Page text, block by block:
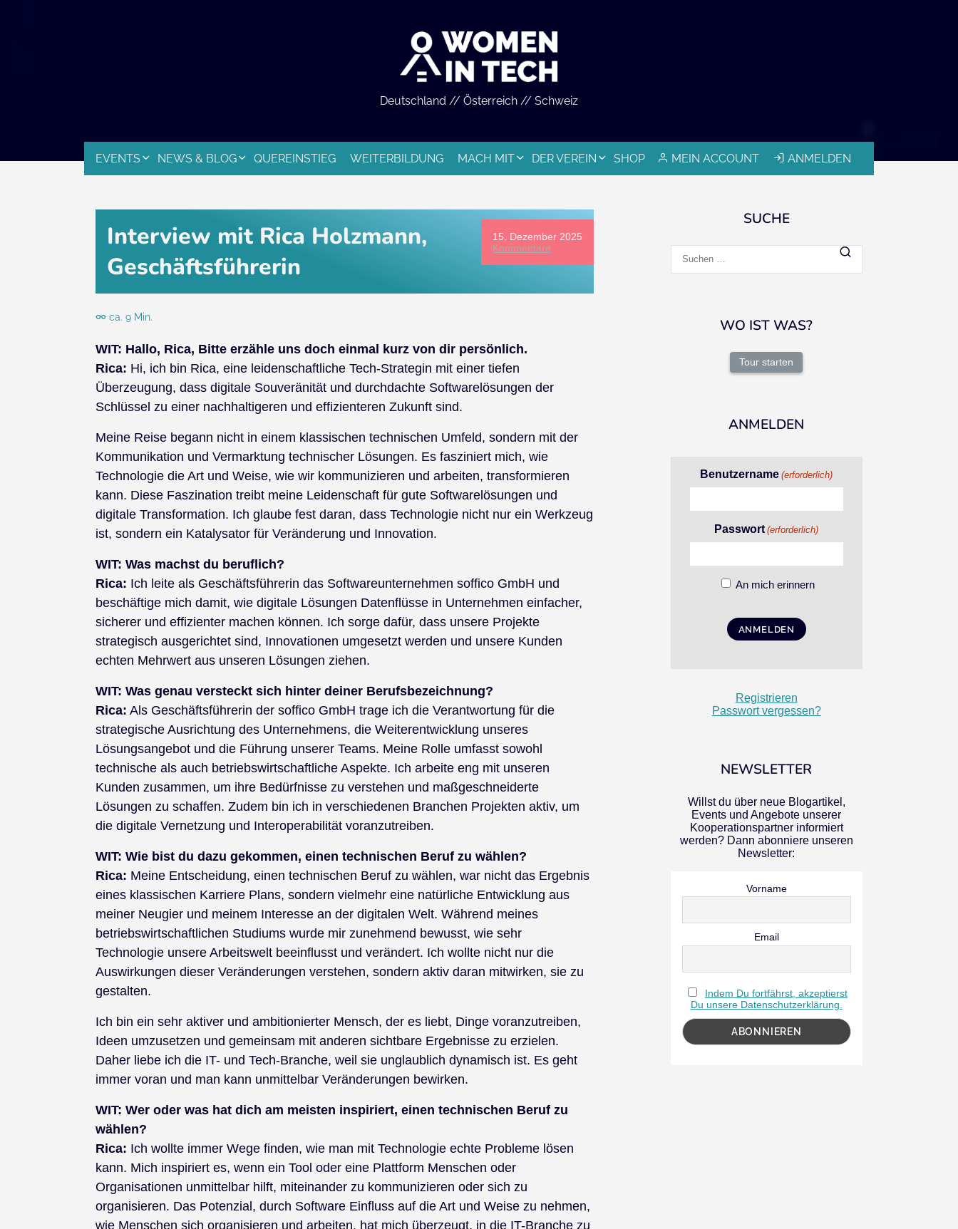
Deutschland // Österreich // Schweiz
MEIN ACCOUNT ANMELDEN
EVENTS NEWS & BLOG QUEREINSTIEG WEITERBILDUNG MACH MIT DER VEREIN SHOP
15. Dezember 2025
Kommentare
Interview mit Rica Holzmann,
Geschäftsführerin
ca. 9 Min.
WIT: Hallo, Rica, Bitte erzähle uns doch einmal kurz von dir persönlich.
Rica: Hi, ich bin Rica, eine leidenschaftliche Tech-Strategin mit einer tiefen
Überzeugung, dass digitale Souveränität und durchdachte Softwarelösungen der
Schlüssel zu einer nachhaltigeren und effizienteren Zukunft sind.
Meine Reise begann nicht in einem klassischen technischen Umfeld, sondern mit der
Kommunikation und Vermarktung technischer Lösungen. Es fasziniert mich, wie
Technologie die Art und Weise, wie wir kommunizieren und arbeiten, transformieren
kann. Diese Faszination treibt meine Leidenschaft für gute Softwarelösungen und
digitale Transformation. Ich glaube fest daran, dass Technologie nicht nur ein Werkzeug
ist, sondern ein Katalysator für Veränderung und Innovation.
WIT: Was machst du beruflich?
Rica: Ich leite als Geschäftsführerin das Softwareunternehmen soffico GmbH und
beschäftige mich damit, wie digitale Lösungen Datenflüsse in Unternehmen einfacher,
sicherer und effizienter machen können. Ich sorge dafür, dass unsere Projekte
strategisch ausgerichtet sind, Innovationen umgesetzt werden und unsere Kunden
echten Mehrwert aus unseren Lösungen ziehen.
WIT: Was genau versteckt sich hinter deiner Berufsbezeichnung?
Rica: Als Geschäftsführerin der soffico GmbH trage ich die Verantwortung für die
strategische Ausrichtung des Unternehmens, die Weiterentwicklung unseres
Lösungsangebot und die Führung unserer Teams. Meine Rolle umfasst sowohl
technische als auch betriebswirtschaftliche Aspekte. Ich arbeite eng mit unseren
Kunden zusammen, um ihre Bedürfnisse zu verstehen und maßgeschneiderte
Lösungen zu schaffen. Zudem bin ich in verschiedenen Branchen Projekten aktiv, um
die digitale Vernetzung und Interoperabilität voranzutreiben.
WIT: Wie bist du dazu gekommen, einen technischen Beruf zu wählen?
Rica: Meine Entscheidung, einen technischen Beruf zu wählen, war nicht das Ergebnis
eines klassischen Karriere Plans, sondern vielmehr eine natürliche Entwicklung aus
meiner Neugier und meinem Interesse an der digitalen Welt. Während meines
betriebswirtschaftlichen Studiums wurde mir zunehmend bewusst, wie sehr
Technologie unsere Arbeitswelt beeinflusst und verändert. Ich wollte nicht nur die
Auswirkungen dieser Veränderungen verstehen, sondern aktiv daran mitwirken, sie zu
gestalten.
Ich bin ein sehr aktiver und ambitionierter Mensch, der es liebt, Dinge voranzutreiben,
Ideen umzusetzen und gemeinsam mit anderen sichtbare Ergebnisse zu erzielen.
Daher liebe ich die IT- und Tech-Branche, weil sie unglaublich dynamisch ist. Es geht
immer voran und man kann unmittelbar Veränderungen bewirken.
WIT: Wer oder was hat dich am meisten inspiriert, einen technischen Beruf zu
wählen?
Rica: Ich wollte immer Wege finden, wie man mit Technologie echte Probleme lösen
kann. Mich inspiriert es, wenn ein Tool oder eine Plattform Menschen oder
Organisationen unmittelbar hilft, miteinander zu kommunizieren oder sich zu
organisieren. Das Potenzial, durch Software Einfluss auf die Art und Weise zu nehmen,
wie Menschen sich organisieren und arbeiten, hat mich überzeugt, in die IT-Branche zu
SUCHE
nach:
WO IST WAS?
Tour starten
ANMELDEN
Benutzername (erforderlich)
Passwort (erforderlich)
An mich erinnern
Registrieren
Passwort vergessen?
NEWSLETTER
Willst du über neue Blogartikel,
Events und Angebote unserer
Kooperationspartner informiert
werden? Dann abonniere unseren
Newsletter:
Vorname
Email
Indem Du fortfährst, akzeptierst
Du unsere Datenschutzerklärung.